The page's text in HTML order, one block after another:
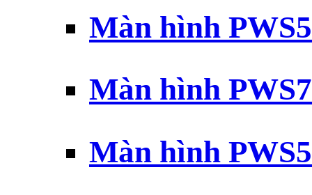
Màn hình
Màn hình
Màn hình